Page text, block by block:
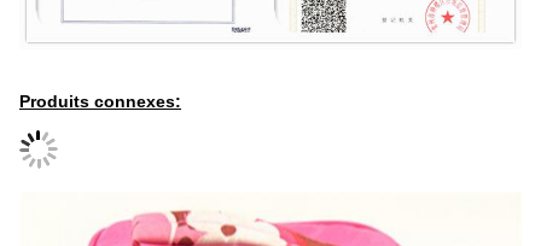
Produits connexes: